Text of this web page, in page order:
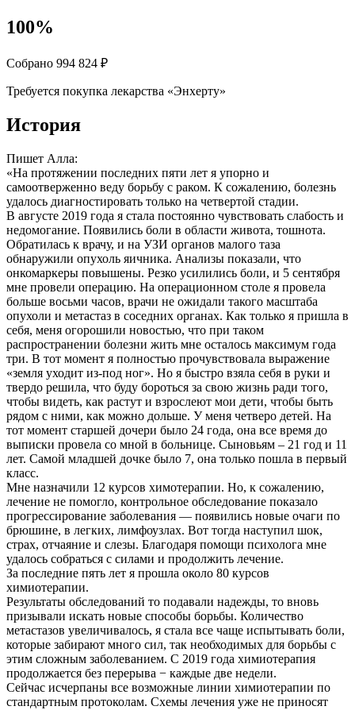
100%
Собрано 994 824 ₽
Требуется покупка лекарства «Энхерту»
История
Пишет Алла:
«На протяжении последних пяти лет я упорно и
самоотверженно веду борьбу с раком. К сожалению, болезнь
удалось диагностировать только на четвертой стадии.
В августе 2019 года я стала постоянно чувствовать слабость и
недомогание. Появились боли в области живота, тошнота.
Обратилась к врачу, и на УЗИ органов малого таза
обнаружили опухоль яичника. Анализы показали, что
онкомаркеры повышены. Резко усилились боли, и 5 сентября
мне провели операцию. На операционном столе я провела
больше восьми часов, врачи не ожидали такого масштаба
опухоли и метастаз в соседних органах. Как только я пришла в
себя, меня огорошили новостью, что при таком
распространении болезни жить мне осталось максимум года
три. В тот момент я полностью прочувствовала выражение
«земля уходит из-под ног». Но я быстро взяла себя в руки и
твердо решила, что буду бороться за свою жизнь ради того,
чтобы видеть, как растут и взрослеют мои дети, чтобы быть
рядом с ними, как можно дольше. У меня четверо детей. На
тот момент старшей дочери было 24 года, она все время до
выписки провела со мной в больнице. Сыновьям – 21 год и 11
лет. Самой младшей дочке было 7, она только пошла в первый
класс.
Мне назначили 12 курсов химотерапии. Но, к сожалению,
лечение не помогло, контрольное обследование показало
прогрессирование заболевания — появились новые очаги по
брюшине, в легких, лимфоузлах. Вот тогда наступил шок,
страх, отчаяние и слезы. Благодаря помощи психолога мне
удалось собраться с силами и продолжить лечение.
За последние пять лет я прошла около 80 курсов
химиотерапии.
Результаты обследований то подавали надежды, то вновь
призывали искать новые способы борьбы. Количество
метастазов увеличивалось, я стала все чаще испытывать боли,
которые забирают много сил, так необходимых для борьбы с
этим сложным заболеванием. С 2019 года химиотерапия
продолжается без перерыва − каждые две недели.
Сейчас исчерпаны все возможные линии химиотерапии по
стандартным протоколам. Схемы лечения уже не приносят